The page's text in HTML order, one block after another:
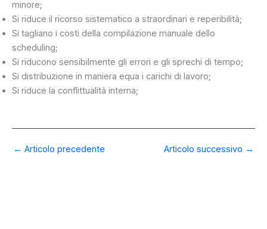
minore;
Si riduce il ricorso sistematico a straordinari e reperibilità;
Si tagliano i costi della compilazione manuale dello
scheduling;
Si riducono sensibilmente gli errori e gli sprechi di tempo;
Si distribuzione in maniera equa i carichi di lavoro;
Si riduce la conflittualità interna;
← Articolo precedente Articolo successivo →